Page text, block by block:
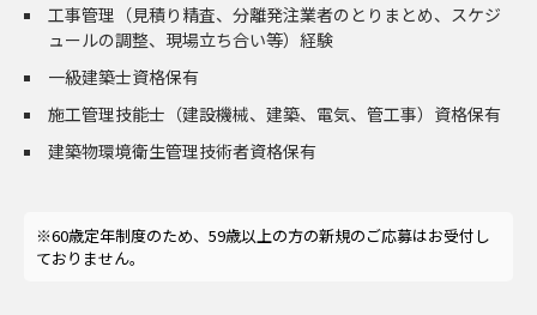
工事管理（見積り精査、分離発注業者のとりまとめ、スケジ
ュールの調整、現場立ち合い等）経験
一級建築士資格保有
施工管理技能士（建設機械、建築、電気、管工事）資格保有
建築物環境衛生管理技術者資格保有
※60歳定年制度のため、59歳以上の方の新規のご応募はお受付し
ておりません。